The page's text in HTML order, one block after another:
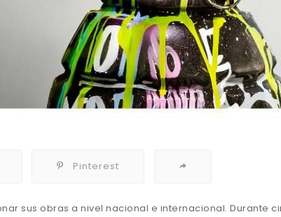
Pinterest
sus obras a nivel nacional e internacional. Durante